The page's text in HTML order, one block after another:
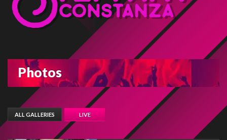
Photos
ALL GALLERIES LIVE